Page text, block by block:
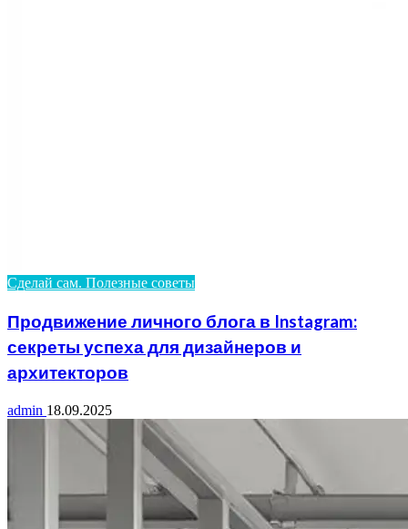
Сделай сам. Полезные советы
Продвижение личного блога в Instagram:
секреты успеха для дизайнеров и
архитекторов
admin 18.09.2025